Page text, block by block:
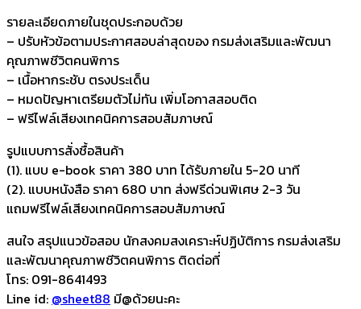
รายละเอียดภายในชุดประกอบด้วย
– ปรับหัวข้อตามประกาศสอบล่าสุดของ กรมส่งเสริมและพัฒนา
คุณภาพชีวิตคนพิการ
– เนื้อหากระชับ ตรงประเด็น
– หมดปัญหาเตรียมตัวไม่ทัน เพิ่มโอกาสสอบติด
– ฟรีไฟล์เสียงเทคนิคการสอบสัมภาษณ์
รูปแบบการสั่งชื้อสินค้า
(1). แบบ e-book ราคา 380 บาท ได้รับภายใน 5-20 นาที
(2). แบบหนังสือ ราคา 680 บาท ส่งฟรีด่วนพิเศษ 2-3 วัน
แถมฟรีไฟล์เสียงเทคนิคการสอบสัมภาษณ์
สนใจ สรุปแนวข้อสอบ นักสงคมสงเคราะห์ปฏิบัติการ กรมส่งเสริม
และพัฒนาคุณภาพชีวิตคนพิการ ติดต่อที่
โทร: 091-8641493
Line id: @sheet88 มี@ด้วยนะคะ